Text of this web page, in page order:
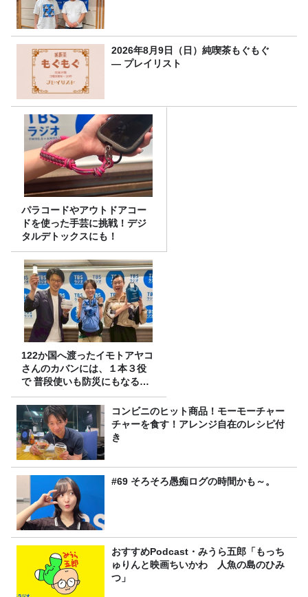
2026年8月9日（日）純喫茶もぐもぐ
― プレイリスト
パラコードやアウトドアコー
ドを使った手芸に挑戦！デジ
タルデトックスにも！
122か国へ渡ったイモトアヤコ
さんのカバンには、１本３役
で 普段使いも防災にもなる最
強の棒が入っていた！
コンビニのヒット商品！モーモーチャー
チャーを食す！アレンジ自在のレシピ付
き
#69 そろそろ愚痴ログの時間かも～。
おすすめPodcast・みうら五郎「もっち
ゅりんと映画ちいかわ 人魚の島のひみ
つ」